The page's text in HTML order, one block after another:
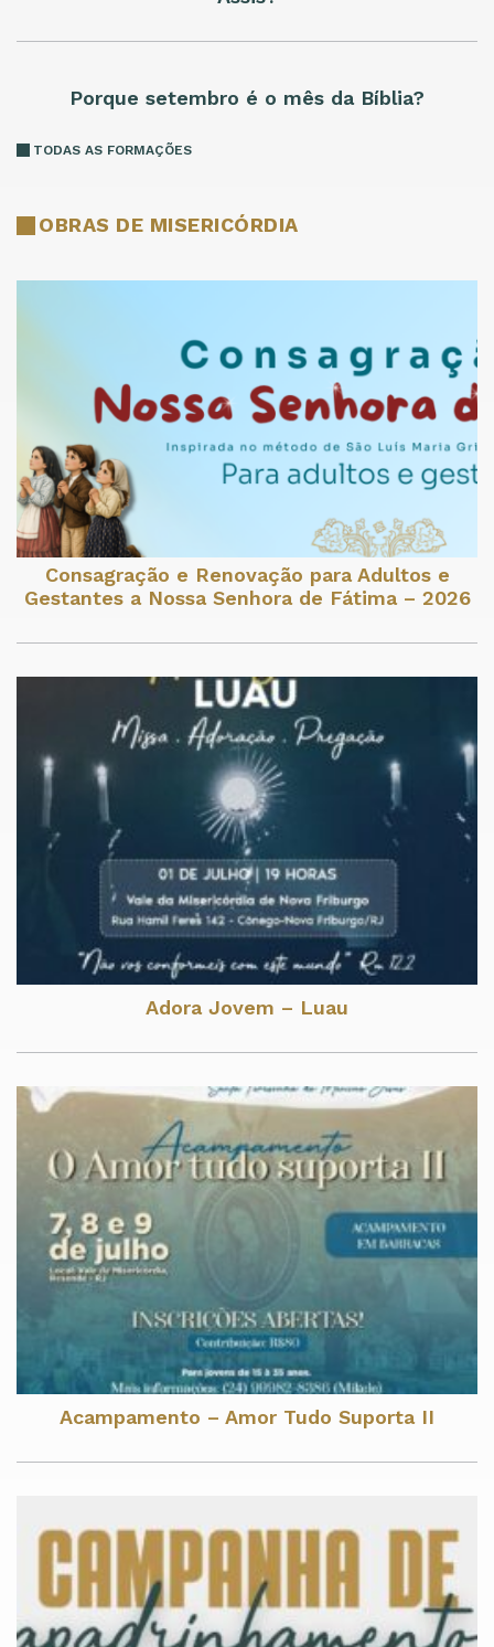
Porque setembro é o mês da Bíblia?
TODAS AS FORMAÇÕES
OBRAS DE MISERICÓRDIA
Consagração e Renovação para Adultos e
Gestantes a Nossa Senhora de Fátima – 2026
Adora Jovem – Luau
Acampamento – Amor Tudo Suporta II